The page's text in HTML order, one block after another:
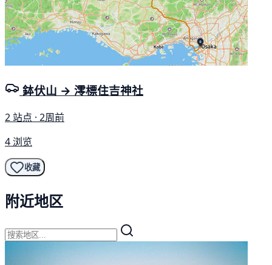
鉢伏山 → 澪標住吉神社
2 站点 · 2周前
4 浏览
收藏
附近地区